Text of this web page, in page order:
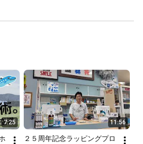
7:25 11:56
２５周年記念ラッピングプロ